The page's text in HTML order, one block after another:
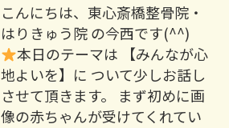
こんにちは、東心斎橋整骨院・
はりきゅう院 の今西です(^^) ⁡
本日のテーマは 【みんなが心
地よいを】に ついて少しお話し
させて頂きます。 まず初めに画
像の赤ちゃんが受けてくれてい